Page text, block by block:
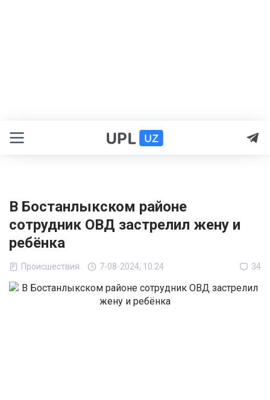
В Бостанлыкском районе
сотрудник ОВД застрелил жену и
ребёнка
Происшествия 7-08-2024, 10:24 34